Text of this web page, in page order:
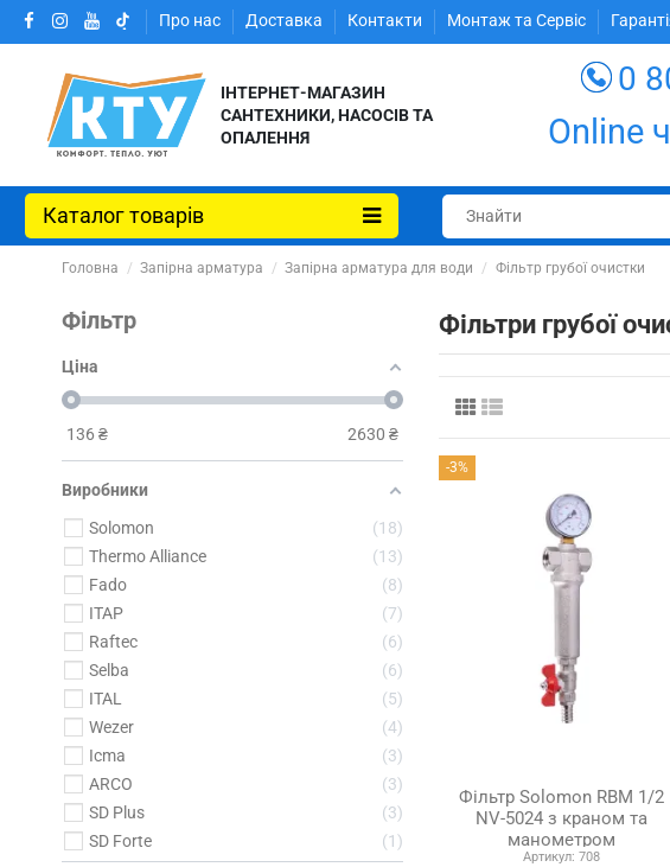
Про нас Доставка Контакти Монтаж та Сервіс
ІНТЕРНЕТ-МАГАЗИН
САНТЕХНИКИ, НАСОСІВ ТА
ОПАЛЕННЯ
0
Online
Каталог товарів
Головна Запірна арматура Запірна арматура для води Фільтр грубої очистки
Фільтри грубої
-3%
Фільтр Solomon RBM 1/2
NV-5024 з краном та
манометром
Артикул: 708
Фільтр
Ціна
136 ₴ 2630 ₴
Виробники
Solomon
18
Thermo Alliance
13
Fado
8
ITAP
7
Raftec
6
Selba
6
ITAL
5
Wezer
4
Icma
3
ARCO
3
SD Plus
3
SD Forte
1